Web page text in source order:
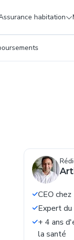
habitation
CEO
Expert du
+ 4 ans
la santé